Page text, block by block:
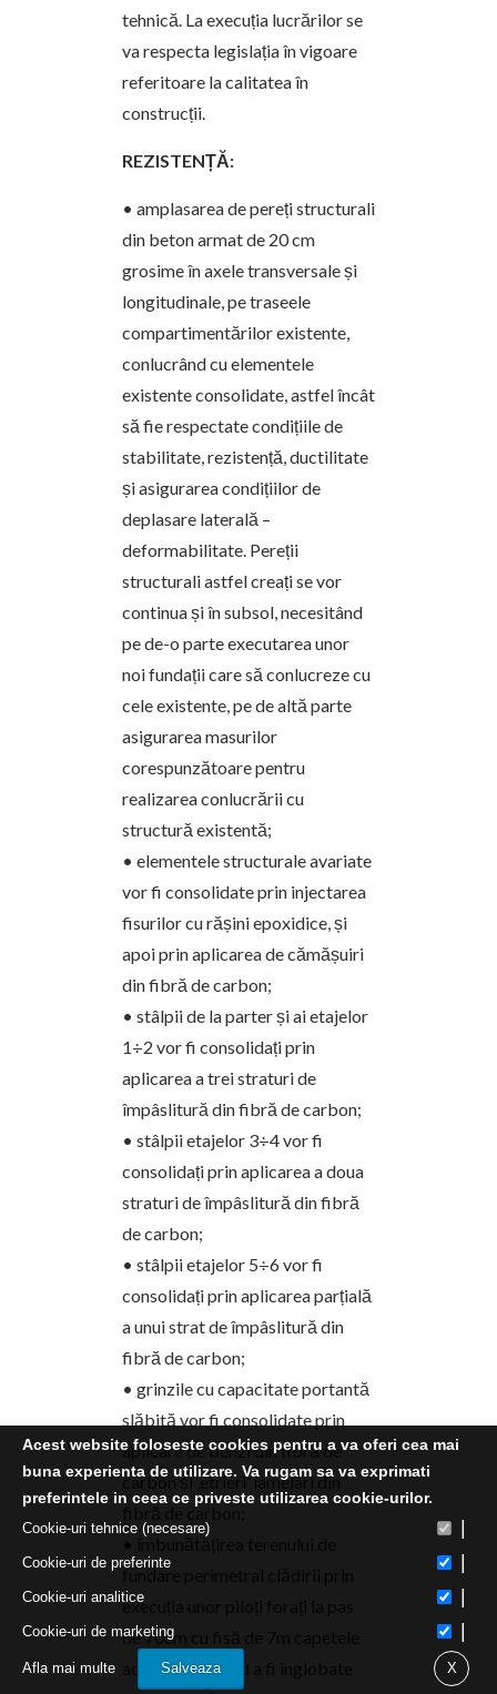
tehnică. La execuția lucrărilor se
va respecta legislația în vigoare
referitoare la calitatea în
construcții.
REZISTENȚĂ:
• amplasarea de pereți structurali
din beton armat de 20 cm
grosime în axele transversale și
longitudinale, pe traseele
compartimentărilor existente,
conlucrând cu elementele
existente consolidate, astfel încât
să fie respectate condițiile de
stabilitate, rezistență, ductilitate
și asigurarea condițiilor de
deplasare laterală –
deformabilitate. Pereții
structurali astfel creați se vor
continua și în subsol, necesitând
pe de-o parte executarea unor
noi fundații care să conlucreze cu
cele existente, pe de altă parte
asigurarea masurilor
corespunzătoare pentru
realizarea conlucrării cu
structură existentă;
• elementele structurale avariate
vor fi consolidate prin injectarea
fisurilor cu rășini epoxidice, și
apoi prin aplicarea de cămășuiri
din fibră de carbon;
• stâlpii de la parter și ai etajelor
1÷2 vor fi consolidați prin
aplicarea a trei straturi de
împâslitură din fibră de carbon;
• stâlpii etajelor 3÷4 vor fi
consolidați prin aplicarea a doua
straturi de împâslitură din fibră
de carbon;
• stâlpii etajelor 5÷6 vor fi
consolidați prin aplicarea parțială
a unui strat de împâslitură din
fibră de carbon;
• grinzile cu capacitate portantă
slăbită vor fi consolidate prin
aplicare de benzi din fibră de
carbon și ‚etrieri’ lamelari din
fibră de carbon;
• îmbunătățirea terenului de
fundare perimetral clădirii prin
execuția unor piloți forați la pas
de 70cm cu fisă de 7m capetele
acestora urmând a fi înglobate
Acest website foloseste cookies pentru a va oferi cea mai
buna experienta de utilizare. Va rugam sa va exprimati
preferintele in ceea ce priveste utilizarea cookie-urilor.
Cookie-uri tehnice (necesare)
Cookie-uri de preferinte
Cookie-uri analitice
Cookie-uri de marketing
Afla mai multe Salveaza X